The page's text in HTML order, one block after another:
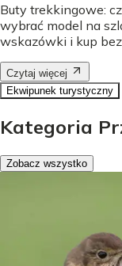
Buty trekkingowe:
wybrać model na
wskazówki i kup bez
Czytaj więcej
Ekwipunek turystyczny
Kategoria
Zobacz wszystko